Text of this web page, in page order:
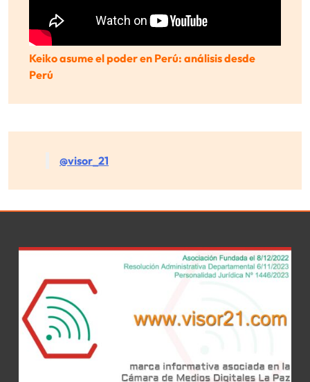
Keiko asume el poder en Perú: análisis desde
Perú
@visor_21